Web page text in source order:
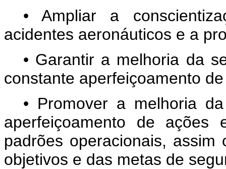
• Ampliar a
acidentes aeronáuticos e a
• Garantir a melhoria da
constante aperfeiçoamento
• Promover a melhoria
aperfeiçoamento de ações
padrões operacionais,
objetivos e das metas de